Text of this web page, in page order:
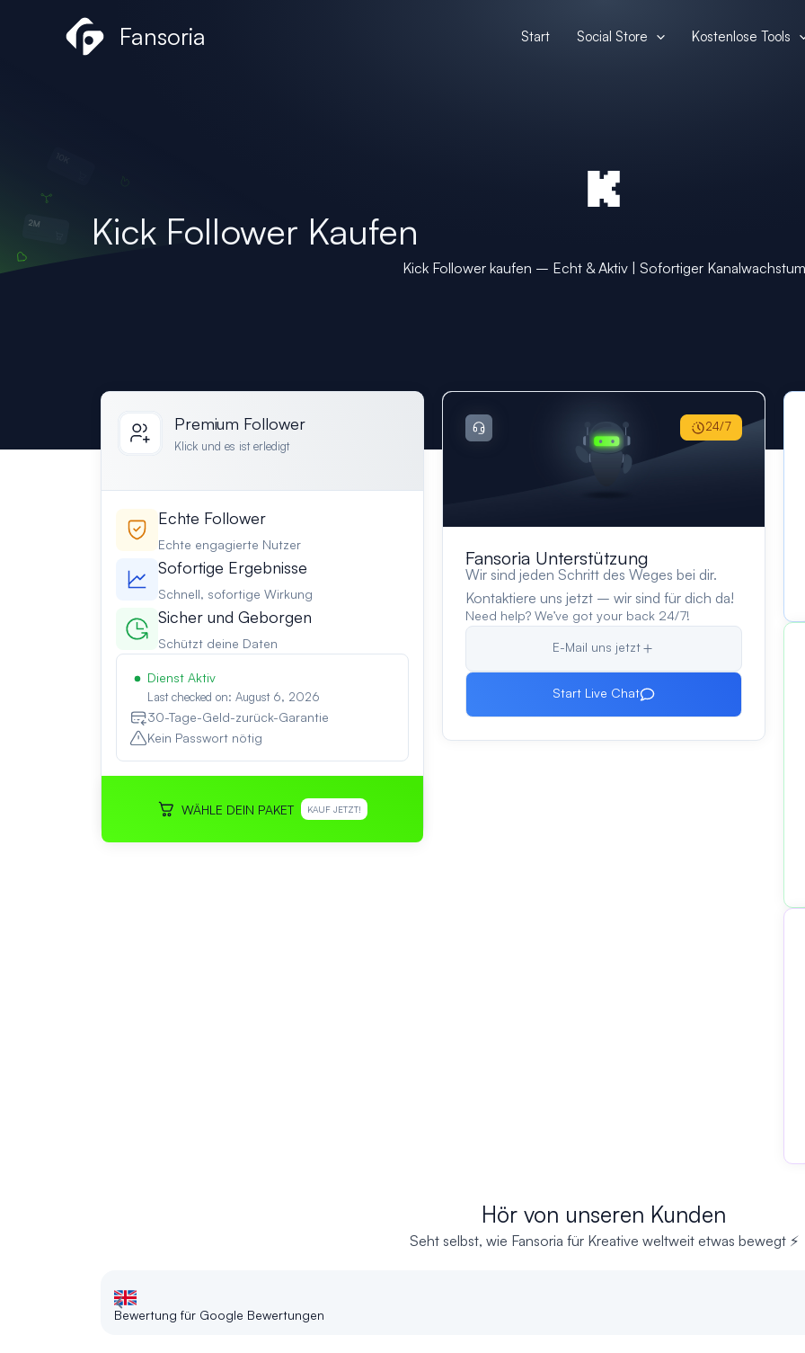
Fansoria Start Social Store Kostenlose Tools
Kick Follower Kaufen
Kick Follower kaufen – Echt & Aktiv | Sofortiger Kanalwachstum
Premium Follower
Klick und es ist erledigt
Echte Follower
Echte engagierte Nutzer
Sofortige Ergebnisse
Schnell, sofortige Wirkung
Sicher und Geborgen
Schützt deine Daten
Dienst Aktiv
Last checked on: August 6, 2026
30-Tage-Geld-zurück-Garantie
Kein Passwort nötig
WÄHLE DEIN PAKET KAUF JETZT!
Fansoria Unterstützung
Wir sind jeden Schritt des Weges bei dir.
Kontaktiere uns jetzt – wir sind für dich da!
Need help? We’ve got your back 24/7!
E-Mail uns jetzt
Start Live Chat
24/7
Hör von unseren Kunden
Seht selbst, wie Fansoria für Kreative weltweit etwas bewegt ⚡
Bewertung für Google Bewertungen